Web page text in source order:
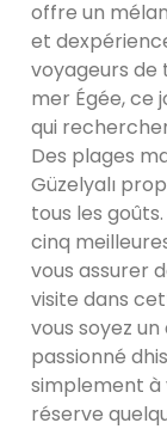
offre un
et
voyageurs de
mer Égée, ce
qui
Des plages
Güzelyalı
tous les
cinq
vous assurer
visite dans
vous soyez
passionné
simplement à
réserve